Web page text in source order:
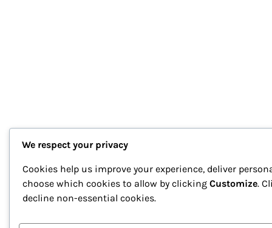
We respect your privacy
Cookies help us improve your experience, deliver
choose which cookies to allow by clicking Customize.
decline non-essential cookies.